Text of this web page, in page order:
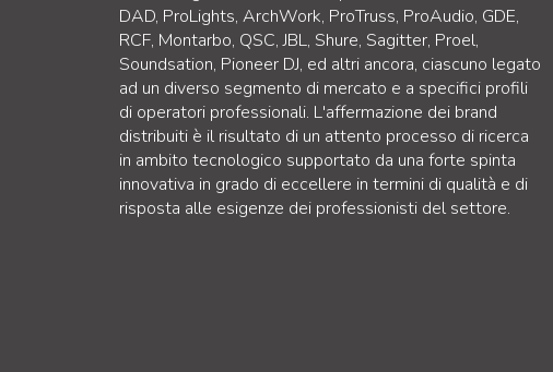
DAD, ProLights, ArchWork, ProTruss, ProAudio, GDE,
RCF, Montarbo, QSC, JBL, Shure, Sagitter, Proel,
Soundsation, Pioneer DJ, ed altri ancora, ciascuno legato
ad un diverso segmento di mercato e a specifici profili
di operatori professionali. L'affermazione dei brand
distribuiti è il risultato di un attento processo di ricerca
in ambito tecnologico supportato da una forte spinta
innovativa in grado di eccellere in termini di qualità e di
risposta alle esigenze dei professionisti del settore.